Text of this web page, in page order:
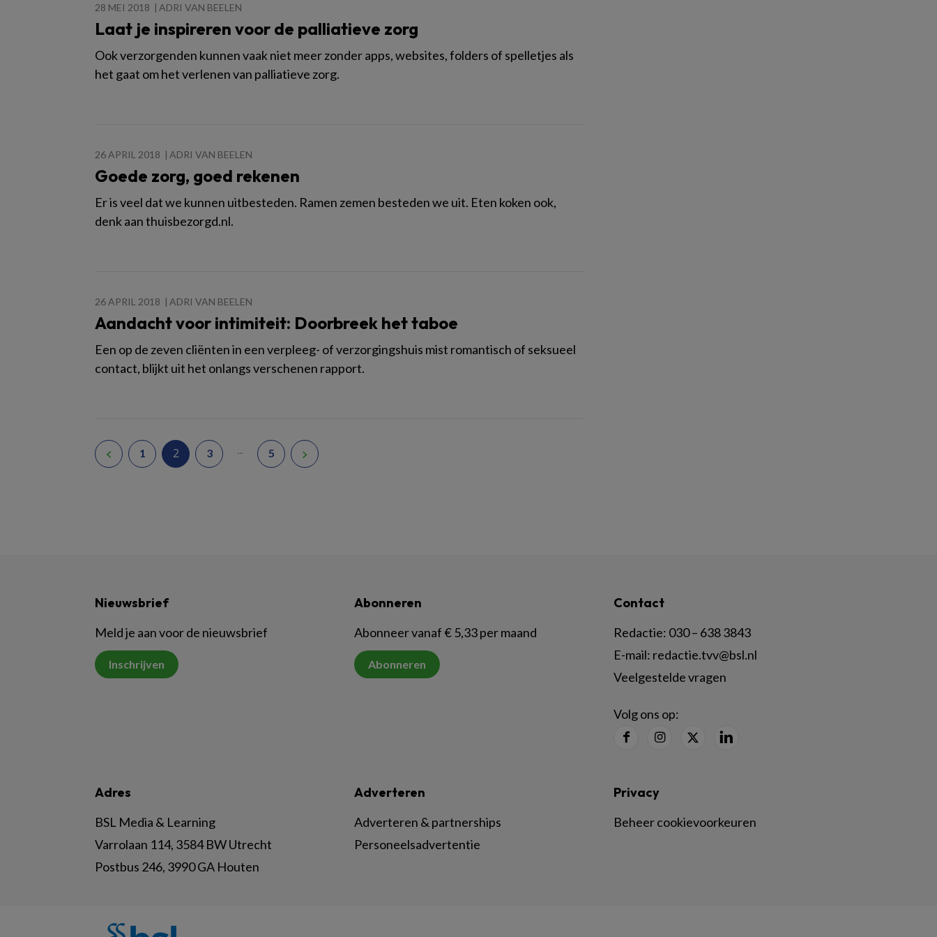
28 MEI 2018 ADRI VAN BEELEN
Laat je inspireren voor de palliatieve zorg
Ook verzorgenden kunnen vaak niet meer zonder apps, websites, folders of spelletjes als
het gaat om het verlenen van palliatieve zorg.
26 APRIL 2018 ADRI VAN BEELEN
Goede zorg, goed rekenen
Er is veel dat we kunnen uitbesteden. Ramen zemen besteden we uit. Eten koken ook,
denk aan thuisbezorgd.nl.
26 APRIL 2018 ADRI VAN BEELEN
Aandacht voor intimiteit: Doorbreek het taboe
Een op de zeven cliënten in een verpleeg- of verzorgingshuis mist romantisch of seksueel
contact, blijkt uit het onlangs verschenen rapport.
1 2 3 ... 5
Nieuwsbrief
Meld je aan voor de nieuwsbrief
Inschrijven
Abonneren
Abonneer vanaf € 5,33 per maand
Abonneren
Contact
Redactie: 030 – 638 3843
E-mail: redactie.tvv@bsl.nl
Veelgestelde vragen
Volg ons op:
Adres
BSL Media & Learning
Varrolaan 114, 3584 BW Utrecht
Postbus 246, 3990 GA Houten
Adverteren
Adverteren & partnerships
Personeelsadvertentie
Privacy
Beheer cookievoorkeuren